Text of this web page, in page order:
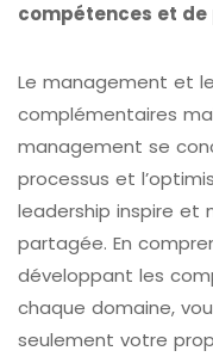
compétences et
Le management et
complémentaires
management se
processus et
leadership inspire et
partagée. En
développant les
chaque domaine,
seulement votre